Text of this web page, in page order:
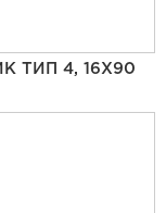
ТИП 4, 16Х90